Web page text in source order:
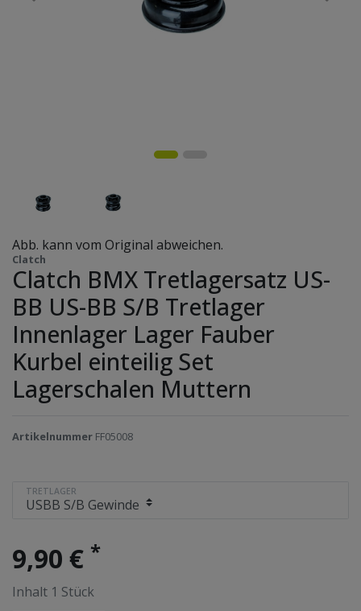
Abb. kann vom Original abweichen.
Clatch
Clatch BMX Tretlagersatz US-
BB US-BB S/B Tretlager
Innenlager Lager Fauber
Kurbel einteilig Set
Lagerschalen Muttern
Artikelnummer FF05008
TRETLAGER
9,90 € *
Inhalt 1 Stück